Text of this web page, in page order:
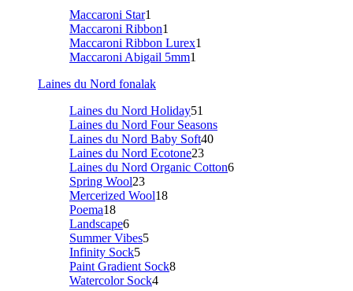
Maccaroni Star1
Maccaroni Ribbon1
Maccaroni Ribbon Lurex1
Maccaroni Abigail 5mm1
Laines du Nord fonalak
Laines du Nord Holiday51
Laines du Nord Four Seasons
Laines du Nord Baby Soft40
Laines du Nord Ecotone23
Laines du Nord Organic Cotton6
Spring Wool23
Mercerized Wool18
Poema18
Landscape6
Summer Vibes5
Infinity Sock5
Paint Gradient Sock8
Watercolor Sock4